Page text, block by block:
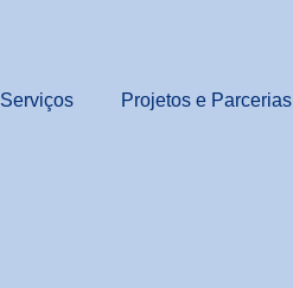
Serviços Projetos e Parcerias